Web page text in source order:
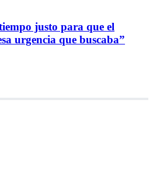
justo para que el
urgencia que buscaba”